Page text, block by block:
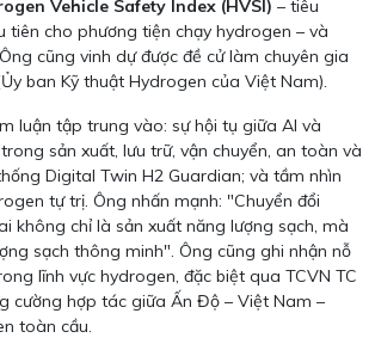
Vehicle Safety Index (HVSI) – tiêu
tiên cho phương tiện chạy hydrogen – và
cũng vinh dự được đề cử làm chuyên gia
ban Kỹ thuật Hydrogen của Việt Nam).
luận tập trung vào: sự hội tụ giữa AI và
sản xuất, lưu trữ, vận chuyển, an toàn và
Digital Twin H2 Guardian; và tầm nhìn
tự trị. Ông nhấn mạnh: "Chuyển đổi
không chỉ là sản xuất năng lượng sạch, mà
sạch thông minh". Ông cũng ghi nhận nỗ
lĩnh vực hydrogen, đặc biệt qua TCVN TC
cường hợp tác giữa Ấn Độ – Việt Nam –
toàn cầu.